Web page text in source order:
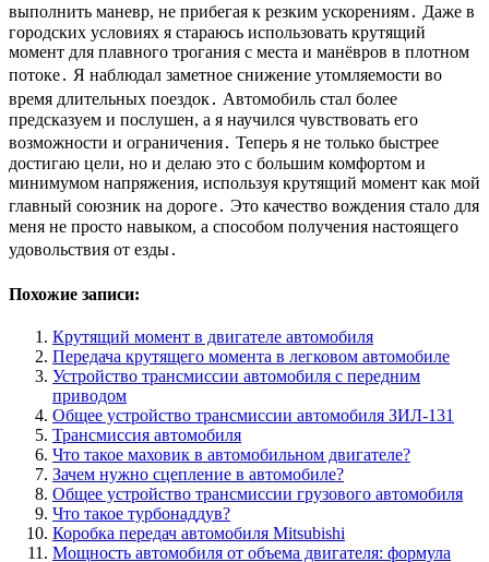
выполнить маневр, не прибегая к резким ускорениям․ Даже в
городских условиях я стараюсь использовать крутящий
момент для плавного трогания с места и манёвров в плотном
потоке․ Я наблюдал заметное снижение утомляемости во
время длительных поездок․ Автомобиль стал более
предсказуем и послушен, а я научился чувствовать его
возможности и ограничения․ Теперь я не только быстрее
достигаю цели, но и делаю это с большим комфортом и
минимумом напряжения, используя крутящий момент как мой
главный союзник на дороге․ Это качество вождения стало для
меня не просто навыком, а способом получения настоящего
удовольствия от езды․
Похожие записи:
Крутящий момент в двигателе автомобиля
Передача крутящего момента в легковом автомобиле
Устройство трансмиссии автомобиля с передним
приводом
Общее устройство трансмиссии автомобиля ЗИЛ-131
Трансмиссия автомобиля
Что такое маховик в автомобильном двигателе?
Зачем нужно сцепление в автомобиле?
Общее устройство трансмиссии грузового автомобиля
Что такое турбонаддув?
Коробка передач автомобиля Mitsubishi
Мощность автомобиля от объема двигателя: формула